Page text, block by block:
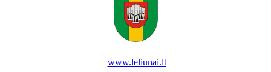
www.leliunai.lt